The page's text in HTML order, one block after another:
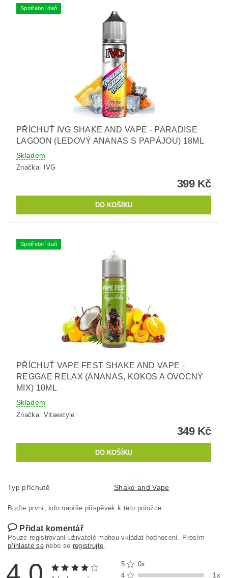
Spotřební daň
PŘÍCHUŤ IVG SHAKE AND VAPE - PARADISE
LAGOON (LEDOVÝ ANANAS S PAPÁJOU) 18ML
Skladem
Značka: IVG
399 Kč
Spotřební daň
PŘÍCHUŤ VAPE FEST SHAKE AND VAPE -
REGGAE RELAX (ANANAS, KOKOS A OVOCNÝ
MIX) 10ML
Skladem
Značka: Vitaestyle
349 Kč
Typ příchutě Shake and Vape
Buďte první, kdo napíše příspěvek k této položce.
Přidat komentář
Pouze registrovaní uživatelé mohou vkládat hodnocení. Prosím
přihlaste senebo se registrujte
5
0x
4
1x